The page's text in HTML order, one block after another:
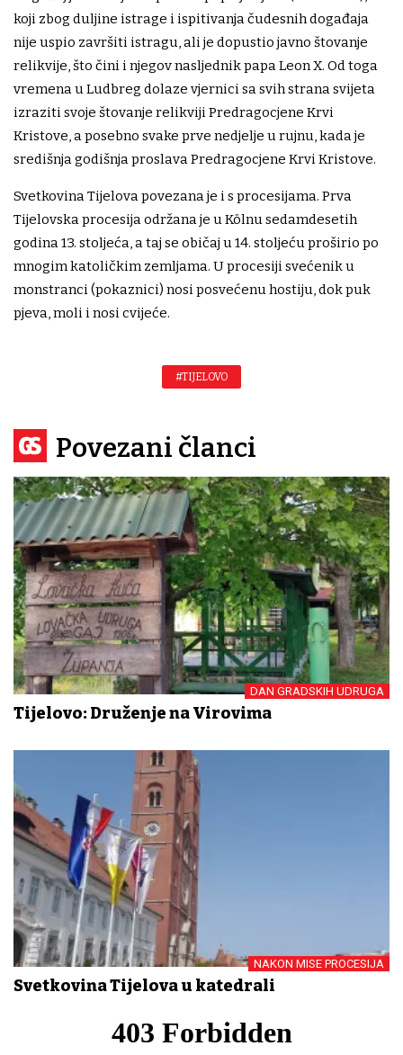
koji zbog duljine istrage i ispitivanja čudesnih događaja
nije uspio završiti istragu, ali je dopustio javno štovanje
relikvije, što čini i njegov nasljednik papa Leon X. Od toga
vremena u Ludbreg dolaze vjernici sa svih strana svijeta
izraziti svoje štovanje relikviji Predragocjene Krvi
Kristove, a posebno svake prve nedjelje u rujnu, kada je
središnja godišnja proslava Predragocjene Krvi Kristove.
Svetkovina Tijelova povezana je i s procesijama. Prva
Tijelovska procesija održana je u Kölnu sedamdesetih
godina 13. stoljeća, a taj se običaj u 14. stoljeću proširio po
mnogim katoličkim zemljama. U procesiji svećenik u
monstranci (pokaznici) nosi posvećenu hostiju, dok puk
pjeva, moli i nosi cvijeće.
#TIJELOVO
Povezani članci
DAN GRADSKIH UDRUGA
Tijelovo: Druženje na Virovima
NAKON MISE PROCESIJA
Svetkovina Tijelova u katedrali